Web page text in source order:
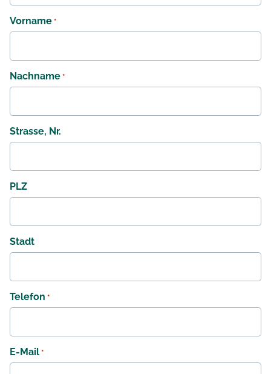
Vorname *
Nachname *
Strasse, Nr.
PLZ
Stadt
Telefon *
E-Mail *